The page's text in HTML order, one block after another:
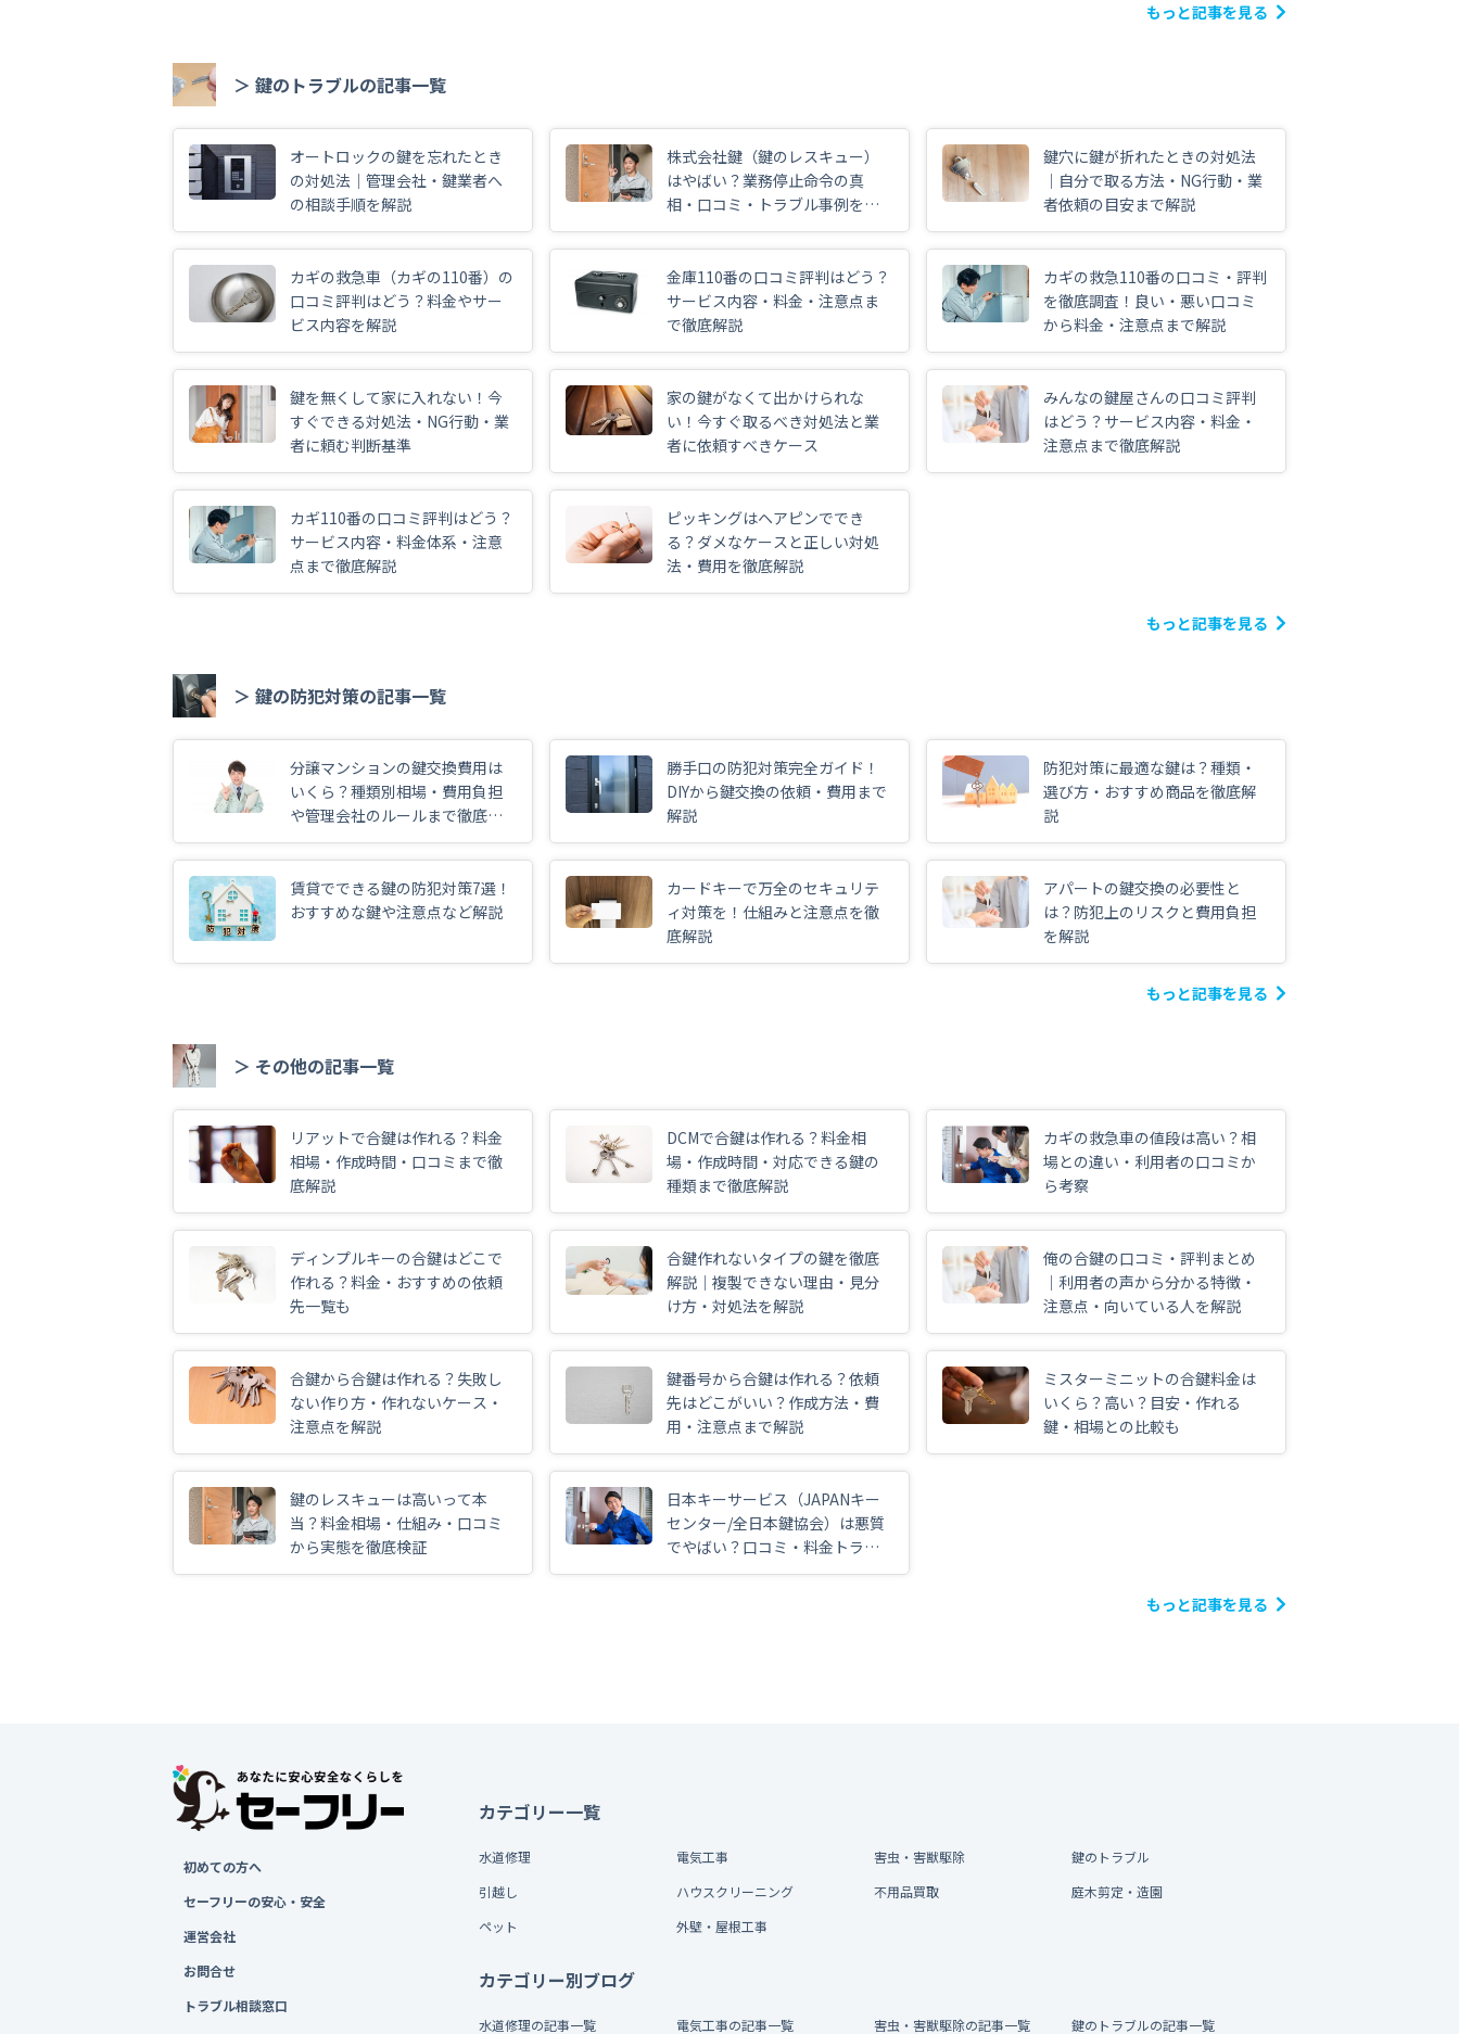
もっと記事を見る
＞ 鍵のトラブルの記事一覧
オートロックの鍵を忘れたとき
の対処法｜管理会社・鍵業者へ
の相談手順を解説
株式会社鍵（鍵のレスキュー）
はやばい？業務停止命令の真
相・口コミ・トラブル事例を解
説
鍵穴に鍵が折れたときの対処法
｜自分で取る方法・NG行動・業
者依頼の目安まで解説
カギの救急車（カギの110番）の
口コミ評判はどう？料金やサー
ビス内容を解説
金庫110番の口コミ評判はどう？
サービス内容・料金・注意点ま
で徹底解説
カギの救急110番の口コミ・評判
を徹底調査！良い・悪い口コミ
から料金・注意点まで解説
鍵を無くして家に入れない！今
すぐできる対処法・NG行動・業
者に頼む判断基準
家の鍵がなくて出かけられな
い！今すぐ取るべき対処法と業
者に依頼すべきケース
みんなの鍵屋さんの口コミ評判
はどう？サービス内容・料金・
注意点まで徹底解説
カギ110番の口コミ評判はどう？
サービス内容・料金体系・注意
点まで徹底解説
ピッキングはヘアピンででき
る？ダメなケースと正しい対処
法・費用を徹底解説
もっと記事を見る
＞ 鍵の防犯対策の記事一覧
分譲マンションの鍵交換費用は
いくら？種類別相場・費用負担
や管理会社のルールまで徹底解
説
勝手口の防犯対策完全ガイド！
DIYから鍵交換の依頼・費用まで
解説
防犯対策に最適な鍵は？種類・
選び方・おすすめ商品を徹底解
説
賃貸でできる鍵の防犯対策7選！
おすすめな鍵や注意点など解説
カードキーで万全のセキュリテ
ィ対策を！仕組みと注意点を徹
底解説
アパートの鍵交換の必要性と
は？防犯上のリスクと費用負担
を解説
もっと記事を見る
＞ その他の記事一覧
リアットで合鍵は作れる？料金
相場・作成時間・口コミまで徹
底解説
DCMで合鍵は作れる？料金相
場・作成時間・対応できる鍵の
種類まで徹底解説
カギの救急車の値段は高い？相
場との違い・利用者の口コミか
ら考察
ディンプルキーの合鍵はどこで
作れる？料金・おすすめの依頼
先一覧も
合鍵作れないタイプの鍵を徹底
解説｜複製できない理由・見分
け方・対処法を解説
俺の合鍵の口コミ・評判まとめ
｜利用者の声から分かる特徴・
注意点・向いている人を解説
合鍵から合鍵は作れる？失敗し
ない作り方・作れないケース・
注意点を解説
鍵番号から合鍵は作れる？依頼
先はどこがいい？作成方法・費
用・注意点まで解説
ミスターミニットの合鍵料金は
いくら？高い？目安・作れる
鍵・相場との比較も
鍵のレスキューは高いって本
当？料金相場・仕組み・口コミ
から実態を徹底検証
日本キーサービス（JAPANキー
センター/全日本鍵協会）は悪質
でやばい？口コミ・料金トラブ
ルとから運営実態を徹底検証
もっと記事を見る
初めての方へ
セーフリーの安心・安全
運営会社
お問合せ
トラブル相談窓口
カテゴリー一覧
水道修理 電気工事 害虫・害獣駆除
鍵のトラブル
引越し
ハウスクリーニング 不用品買取
庭木剪定・造園
ペット
外壁・屋根工事
カテゴリー別ブログ
水道修理の記事一覧 電気工事の記事一覧 害虫・害獣駆除の記事一覧 鍵のトラブルの記事一覧